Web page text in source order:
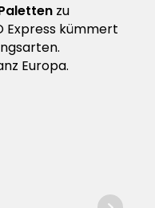
zu
Express kümmert
Europa.